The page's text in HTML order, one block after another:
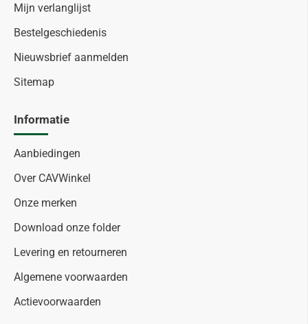
Mijn verlanglijst
Bestelgeschiedenis
Nieuwsbrief aanmelden
Sitemap
Informatie
Aanbiedingen
Over CAVWinkel
Onze merken
Download onze folder
Levering en retourneren
Algemene voorwaarden
Actievoorwaarden